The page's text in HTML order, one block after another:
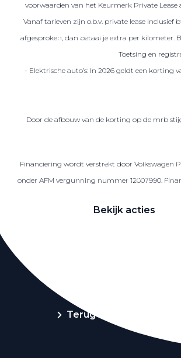
Leasevormen
Lease acties
Zakelijke Lease acties
Profiteer van zakelijk
Bekijk acties
Terug
voorwaarden van het Keurmerk Private Lease
Vanaf tarieven zijn o.b.v. private lease
afgesproken, dan betaal je extra per kilometer.
Toetsing en
- Elektrische auto’s: In 2026 geldt een korting
Door de afbouw van de korting op de mrb
Financiering wordt verstrekt door Volkswagen
onder AFM vergunning nummer 12007990.